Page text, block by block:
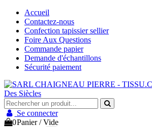
Accueil
Contactez-nous
Confection tapissier sellier
Foire Aux Questions
Commande papier
Demande d'échantillons
Sécurité paiement
Se connecter
0Panier /Vide